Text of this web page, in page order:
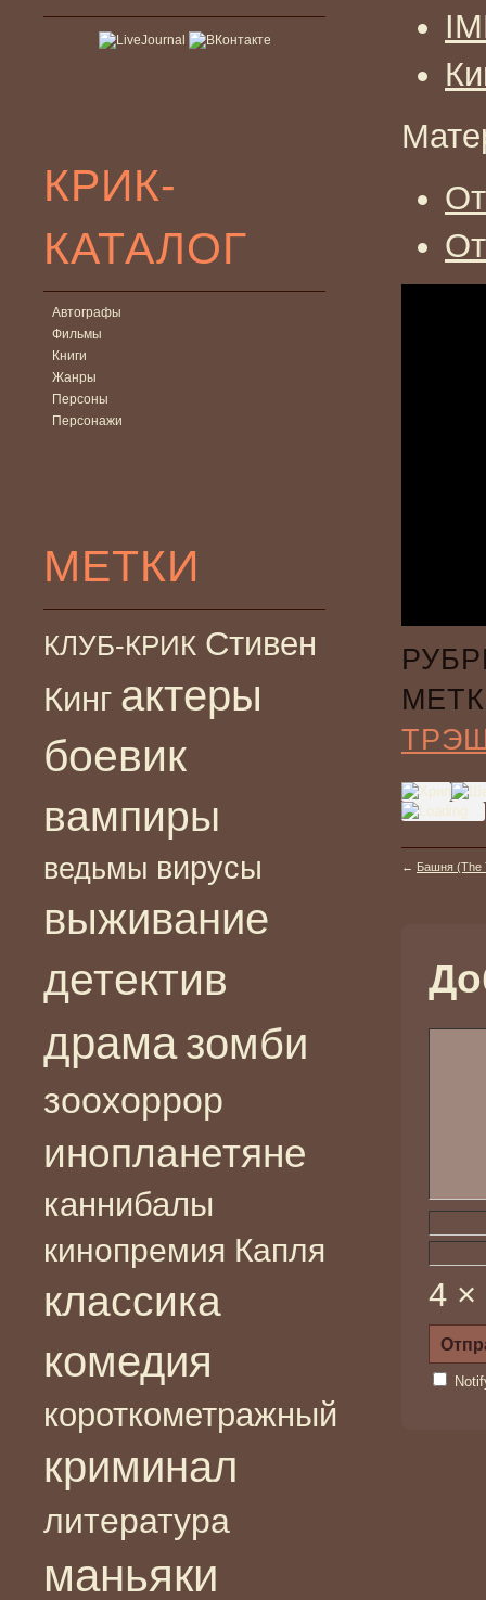
КРИК-
КАТАЛОГ
Автографы
Фильмы
Книги
Жанры
Персоны
Персонажи
МЕТКИ
КЛУБ-КРИК Стивен
Кинг актеры
боевик
вампиры
ведьмы вирусы
выживание
детектив
драма зомби
зоохоррор
инопланетяне
каннибалы
кинопремия Капля
классика
комедия
короткометражный
криминал
литература
маньяки
← Башня (The
4